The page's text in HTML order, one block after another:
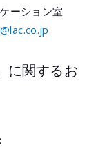
ーション室
に関するお